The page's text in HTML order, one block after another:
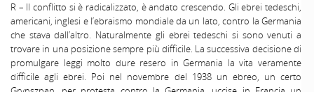
R – Il conflitto si è radicalizzato, è andato crescendo. Gli ebrei tedeschi,
americani, inglesi e l’ebraismo mondiale da un lato, contro la Germania
che stava dall’altro. Naturalmente gli ebrei tedeschi si sono venuti a
trovare in una posizione sempre più difficile. La successiva decisione di
promulgare leggi molto dure resero in Germania la vita veramente
difficile agli ebrei. Poi nel novembre del 1938 un ebreo, un certo